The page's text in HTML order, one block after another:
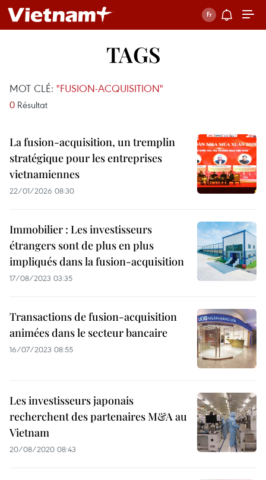
TAGS
MOT CLÉ: "FUSION-ACQUISITION"
0 Résultat
La fusion-acquisition, un tremplin
stratégique pour les entreprises
vietnamiennes
22/01/2026 08:30
Immobilier : Les investisseurs
étrangers sont de plus en plus
impliqués dans la fusion-acquisition
17/08/2023 03:35
Transactions de fusion-acquisition
animées dans le secteur bancaire
16/07/2023 08:55
Les investisseurs japonais
recherchent des partenaires M&A au
Vietnam
20/08/2020 08:43